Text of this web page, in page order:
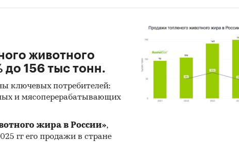
животного
156 тыс тонн.
ключевых потребителей:
и мясоперерабатывающих
жира в России»,
гг его продажи в стране